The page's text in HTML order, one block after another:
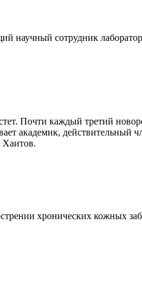
научный сотрудник
Почти каждый третий
академик,
хронических кожных